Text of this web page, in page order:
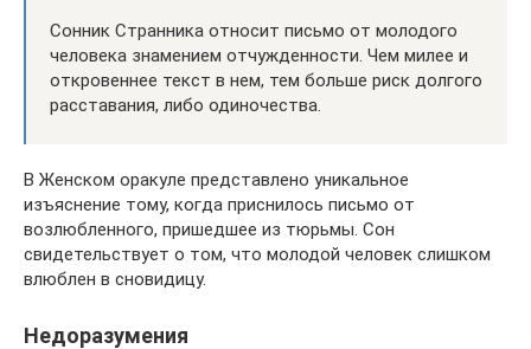
Сонник Странника относит письмо от молодого
человека знамением отчужденности. Чем милее и
откровеннее текст в нем, тем больше риск долгого
расставания, либо одиночества.
В Женском оракуле представлено уникальное
изъяснение тому, когда приснилось письмо от
возлюбленного, пришедшее из тюрьмы. Сон
свидетельствует о том, что молодой человек слишком
влюблен в сновидицу.
Недоразумения